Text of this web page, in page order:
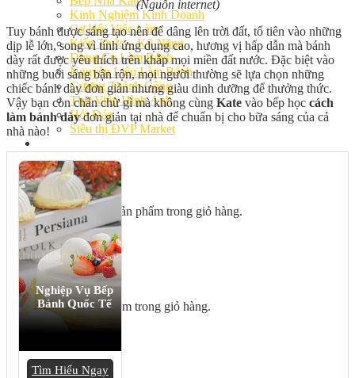
Kinh Nghiệm Kinh Doanh
Cơ Hội Việc Làm
Kiến Thức – Kỹ Năng
Dụng Cụ Làm Bánh
Nguyên Liệu Làm Bánh
Gương Thành Công
Thư Viện Hình Ảnh
Hỏi Đáp
Siêu thị ĐVP Market
Chưa có sản phẩm trong giỏ hàng.
Giỏ hàng
Chưa có sản phẩm trong giỏ hàng.
(Nguồn internet)
Tuy bánh được sáng tạo nên để dâng lên trời đất, tổ tiên vào những
dịp lễ lớn, song vì tính ứng dụng cao, hương vị hấp dẫn mà bánh
dày rất được yêu thích trên khắp mọi miền đất nước. Đặc biệt vào
những buổi sáng bận rộn, mọi người thường sẽ lựa chọn những
chiếc bánh dày đơn giản nhưng giàu dinh dưỡng để thưởng thức.
Vậy bạn còn chần chừ gì mà không cùng Kate vào bếp học cách
làm bánh dàyđơn giản tại nhà để chuẩn bị cho bữa sáng của cả
nhà nào!
Nghiệp Vụ Bếp
Bánh Quốc Tế
Tìm Hiểu Ngay